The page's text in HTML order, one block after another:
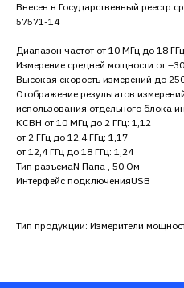
Внесен в Государственный реестр
57571-14
Диапазон частот от 10 МГц до 18 ГГц
Измерение средней мощности от
Высокая скорость измерений до
Отображение результатов
использования отдельного блока
КСВН от 10 МГц до 2 ГГц: 1,12
от 2 ГГц до 12,4 ГГц: 1,17
от 12,4 ГГц до 18 ГГц: 1,24
Тип разъемаN Папа , 50 Ом
Интерфейс подключенияUSB
Тип продукции: Измерители